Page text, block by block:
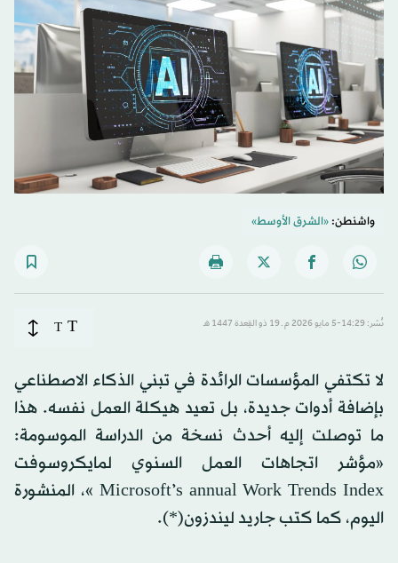
واشنطن:«الشرق الأوسط»
نُشر: 14:29-5 مايو 2026 م ـ 19 ذو القِعدة 1447 هـ T
T
لا تكتفي المؤسسات الرائدة في تبني الذكاء الاصطناعي
بإضافة أدوات جديدة، بل تعيد هيكلة العمل نفسه. هذا
ما توصلت إليه أحدث نسخة من الدراسة الموسومة:
«مؤشر اتجاهات العمل السنوي لمايكروسوفت
Microsoft’s annual Work Trends Index »، المنشورة
اليوم، كما كتب جاريد ليندزون(*).